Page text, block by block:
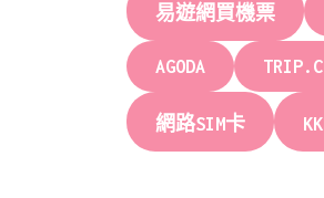
易遊網買機票
AGODA
網路SIM卡